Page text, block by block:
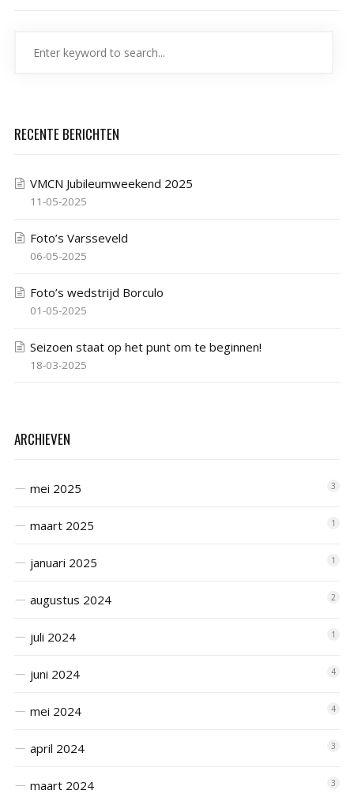
RECENTE BERICHTEN
VMCN Jubileumweekend 2025
11-05-2025
Foto’s Varsseveld
06-05-2025
Foto’s wedstrijd Borculo
01-05-2025
Seizoen staat op het punt om te beginnen!
18-03-2025
ARCHIEVEN
mei 2025 3
maart 2025 1
januari 2025 1
augustus 2024 2
juli 2024 1
juni 2024 4
mei 2024 4
april 2024 3
maart 2024 3